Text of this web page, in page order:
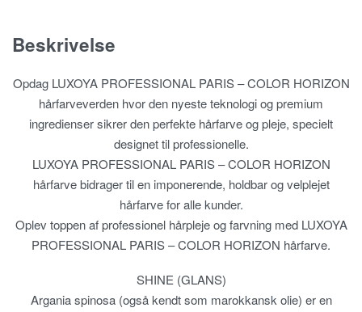
Beskrivelse
Opdag LUXOYA PROFESSIONAL PARIS – COLOR HORIZON
hårfarveverden hvor den nyeste teknologi og premium
ingredienser sikrer den perfekte hårfarve og pleje, specielt
designet til professionelle.
LUXOYA PROFESSIONAL PARIS – COLOR HORIZON
hårfarve bidrager til en imponerende, holdbar og velplejet
hårfarve for alle kunder.
Oplev toppen af professionel hårpleje og farvning med LUXOYA
PROFESSIONAL PARIS – COLOR HORIZON hårfarve.
SHINE (GLANS)
Argania spinosa (også kendt som marokkansk olie) er en